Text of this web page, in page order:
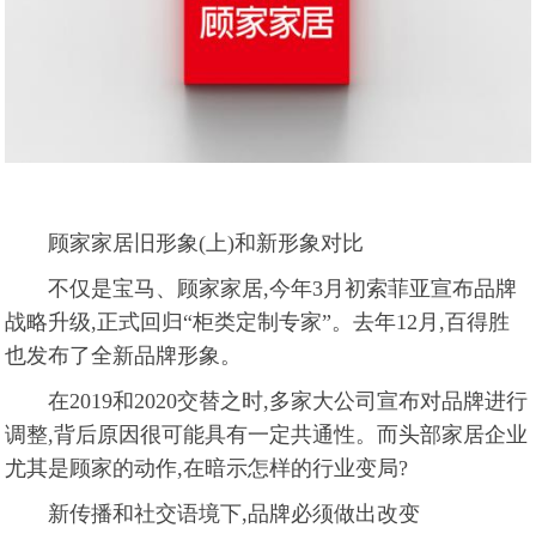
顾家家居旧形象(上)和新形象对比
不仅是宝马、顾家家居,今年3月初索菲亚宣布品牌
战略升级,正式回归“柜类定制专家”。去年12月,百得胜
也发布了全新品牌形象。
在2019和2020交替之时,多家大公司宣布对品牌进行
调整,背后原因很可能具有一定共通性。而头部家居企业
尤其是顾家的动作,在暗示怎样的行业变局?
新传播和社交语境下,品牌必须做出改变